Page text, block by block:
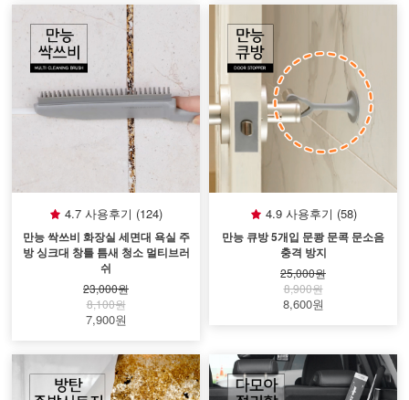
4.7 사용후기 (124)
만능 싹쓰비 화장실 세면대 욕실 주
방 싱크대 창틀 틈새 청소 멀티브러
쉬
23,000원
8,100원
7,900원
4.9 사용후기 (58)
만능 큐방 5개입 문쾅 문콕 문소음
충격 방지
25,000원
8,900원
8,600원